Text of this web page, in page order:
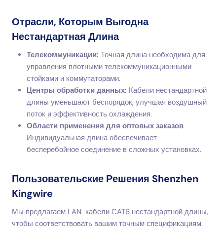
Отрасли, Которым Выгодна
Нестандартная Длина
Телекоммуникации: Точная длина необходима для
управления плотными телекоммуникационными
стойками и коммутаторами.
Центры обработки данных: Кабели нестандартной
длины уменьшают беспорядок, улучшая воздушный
поток и эффективность охлаждения.
Области применения для оптовых заказов
Индивидуальная длина обеспечивает
бесперебойное соединение в сложных установках.
Пользовательские Решения Shenzhen
Kingwire
Мы предлагаем LAN-кабели CAT6 нестандартной длины,
чтобы соответствовать вашим точным спецификациям.